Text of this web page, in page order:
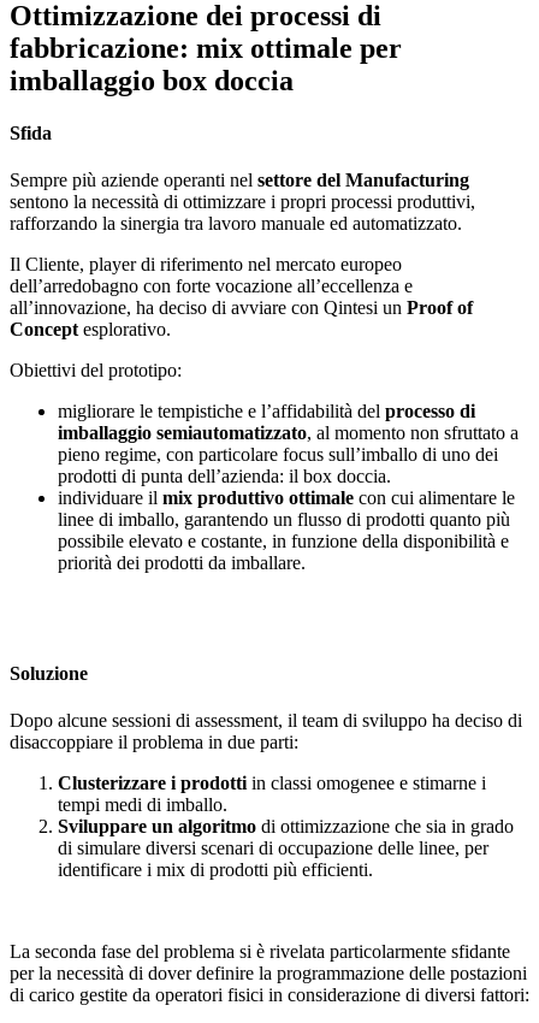
Ottimizzazione dei processi di
fabbricazione: mix ottimale per
imballaggio box doccia
Sfida
Sempre più aziende operanti nel settore del Manufacturing
sentono la necessità di ottimizzare i propri processi produttivi,
rafforzando la sinergia tra lavoro manuale ed automatizzato.
Il Cliente, player di riferimento nel mercato europeo
dell’arredobagno con forte vocazione all’eccellenza e
all’innovazione, ha deciso di avviare con Qintesi un Proof of
Conceptesplorativo.
Obiettivi del prototipo:
migliorare le tempistiche e l’affidabilità del processo di
imballaggio semiautomatizzato, al momento non sfruttato a
pieno regime, con particolare focus sull’imballo di uno dei
prodotti di punta dell’azienda: il box doccia.
individuare il mix produttivo ottimale con cui alimentare le
linee di imballo, garantendo un flusso di prodotti quanto più
possibile elevato e costante, in funzione della disponibilità e
priorità dei prodotti da imballare.
Soluzione
Dopo alcune sessioni di assessment, il team di sviluppo ha deciso di
disaccoppiare il problema in due parti:
Clusterizzare i prodotti in classi omogenee e stimarne i
tempi medi di imballo.
Sviluppare un algoritmo di ottimizzazione che sia in grado
di simulare diversi scenari di occupazione delle linee, per
identificare i mix di prodotti più efficienti.
La seconda fase del problema si è rivelata particolarmente sfidante
per la necessità di dover definire la programmazione delle postazioni
di carico gestite da operatori fisici in considerazione di diversi fattori: